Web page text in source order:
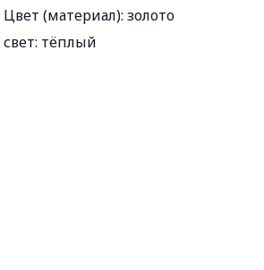
Цвет (материал):золото
свет: тёплый